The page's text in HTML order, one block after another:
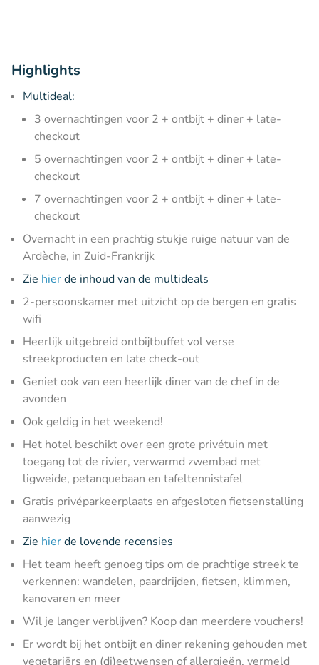
Highlights
Multideal:
3 overnachtingen voor 2 + ontbijt + diner + late-
checkout
5 overnachtingen voor 2 + ontbijt + diner + late-
checkout
7 overnachtingen voor 2 + ontbijt + diner + late-
checkout
Overnacht in een prachtig stukje ruige natuur van de
Ardèche, in Zuid-Frankrijk
Zie hierde inhoud van de multideals
2-persoonskamer met uitzicht op de bergen en gratis
wifi
Heerlijk uitgebreid ontbijtbuffet vol verse
streekproducten en late check-out
Geniet ook van een heerlijk diner van de chef in de
avonden
Ook geldig in het weekend!
Het hotel beschikt over een grote privétuin met
toegang tot de rivier, verwarmd zwembad met
ligweide, petanquebaan en tafeltennistafel
Gratis privéparkeerplaats en afgesloten fietsenstalling
aanwezig
Zie hierde lovende recensies
Het team heeft genoeg tips om de prachtige streek te
verkennen: wandelen, paardrijden, fietsen, klimmen,
kanovaren en meer
Wil je langer verblijven? Koop dan meerdere vouchers!
Er wordt bij het ontbijt en diner rekening gehouden met
vegetariërs en (di)eetwensen of allergieën, vermeld